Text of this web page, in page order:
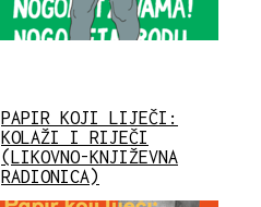
PAPIR KOJI LIJEČI:
KOLAŽI I RIJEČI
(LIKOVNO-KNJIŽEVNA
RADIONICA)